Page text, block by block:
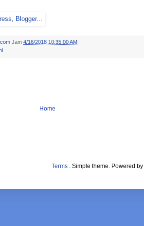
Jam 4/16/2018 10:35:00 AM
Home
Terms . Simple theme. Powered by